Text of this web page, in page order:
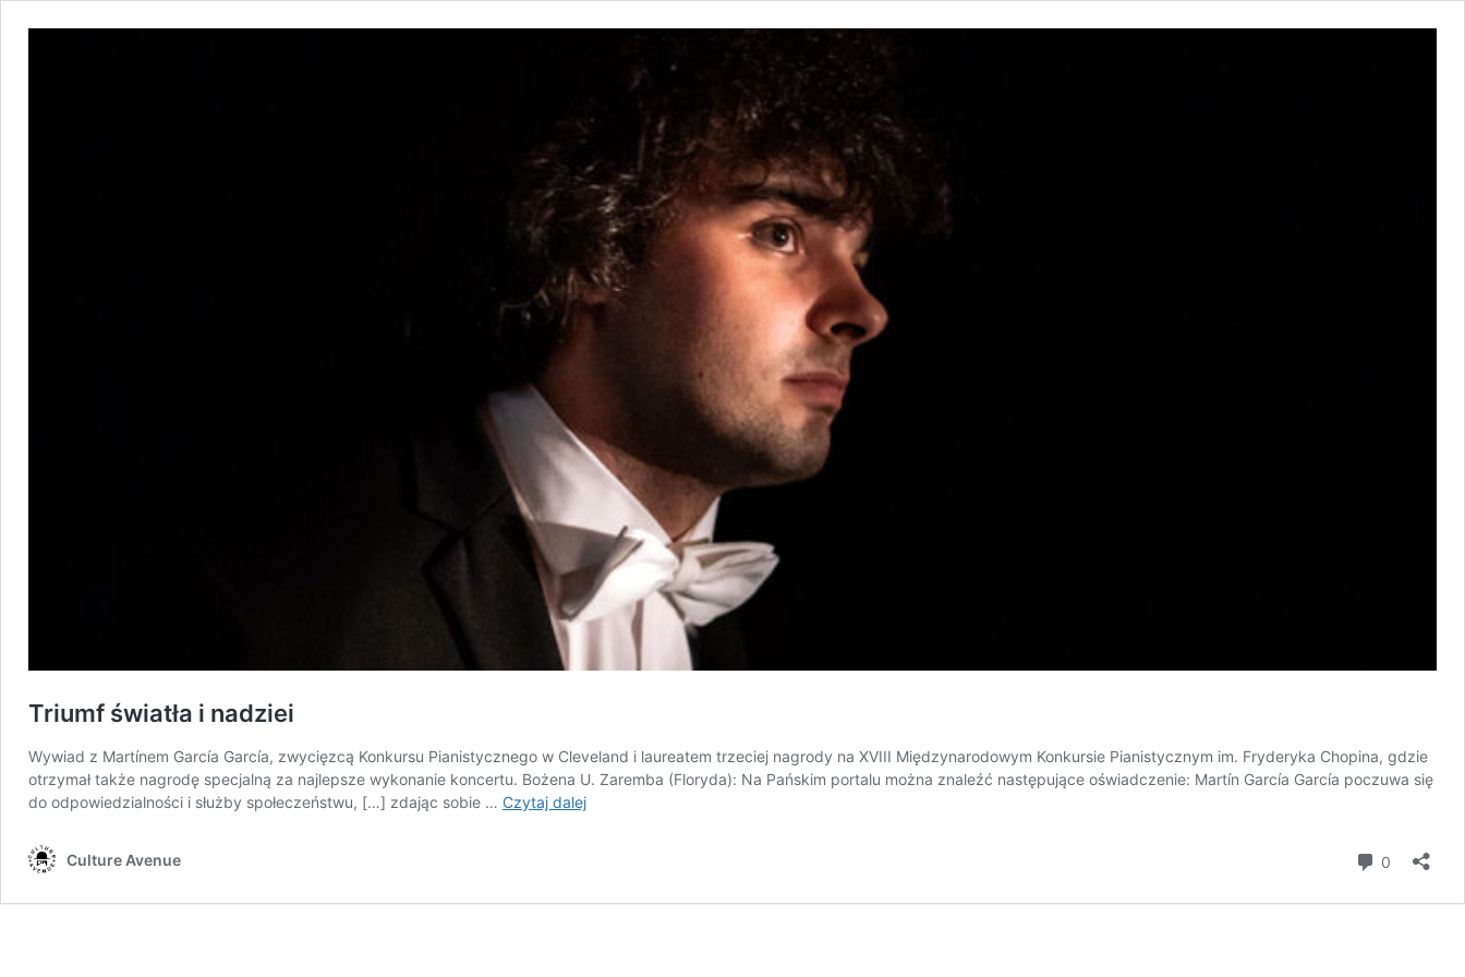
Triumf światła i nadziei
Wywiad z Martínem García García, zwycięzcą Konkursu Pianistycznego w Cleveland i laureatem trzeciej nagrody na XVIII Międzynarodowym Konkursie Pianistycznym im. Fryderyka Chopina, gdzie
otrzymał także nagrodę specjalną za najlepsze wykonanie koncertu. Bożena U. Zaremba (Floryda): Na Pańskim portalu można znaleźć następujące oświadczenie: Martín García García poczuwa się
do odpowiedzialności i służby społeczeństwu, […] zdając sobie … Czytaj dalejTriumf
Culture Avenue 0